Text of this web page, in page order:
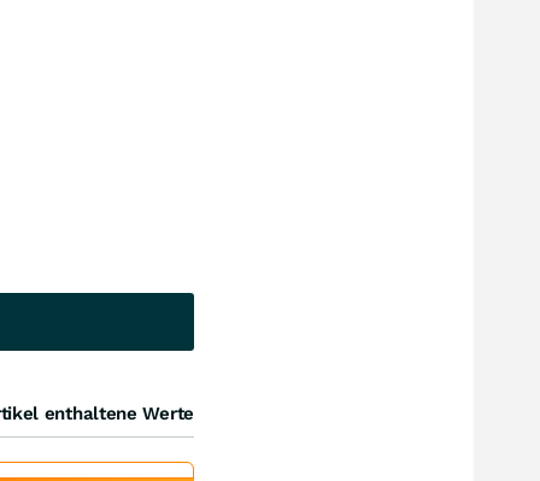
enthaltene Werte